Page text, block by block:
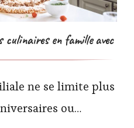
en famille avec
ne se limite plus
ou…